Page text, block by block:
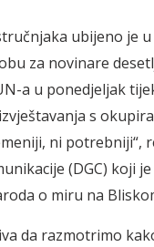
ubijeno je
za novinare
a u ponedjeljak
s
, ni potrebniji“,
(DGC) koji
o miru na
da razmotrimo